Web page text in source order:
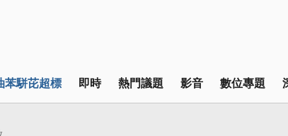
苯駢芘超標 即時 熱門議題 影音 數位專題